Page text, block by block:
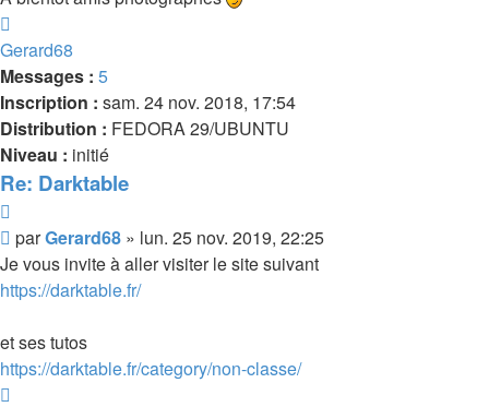
Gerard68
Messages : 5
Inscription : sam. 24 nov. 2018, 17:54
Distribution : FEDORA 29/UBUNTU
Niveau : initié
Re: Darktable
Message
parGerard68 » lun. 25 nov. 2019, 22:25
Je vous invite à aller visiter le site suivant
https://darktable.fr/
et ses tutos
https://darktable.fr/category/non-classe/